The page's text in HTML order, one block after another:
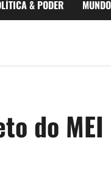
& PODER
do MEI